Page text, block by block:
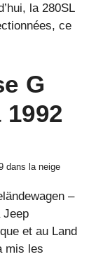
la 280SL
ce
G
1992
dans la neige
–
Jeep
et au Land
mis les